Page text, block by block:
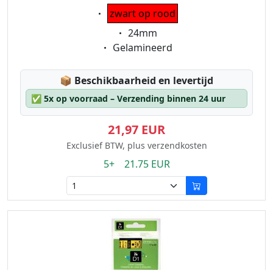
Eigenschaft:
zwart op rood
Eigenschaft:
24mm
Eigenschaft:
Gelamineerd
📦 Lagerstatus:
Beschikbaarheid en levertijd
✅ 5x op voorraad – Verzending binnen 24 uur
21,97 EUR
Exclusief BTW, plus verzendkosten
5+ 21.75 EUR